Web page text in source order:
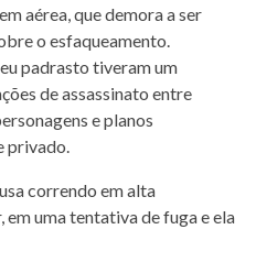
aérea, que demora a ser
o esfaqueamento.
padrasto tiveram um
de assassinato entre
e planos
privado.
correndo em alta
uma tentativa de fuga e ela